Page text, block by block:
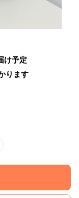
け予定
ります